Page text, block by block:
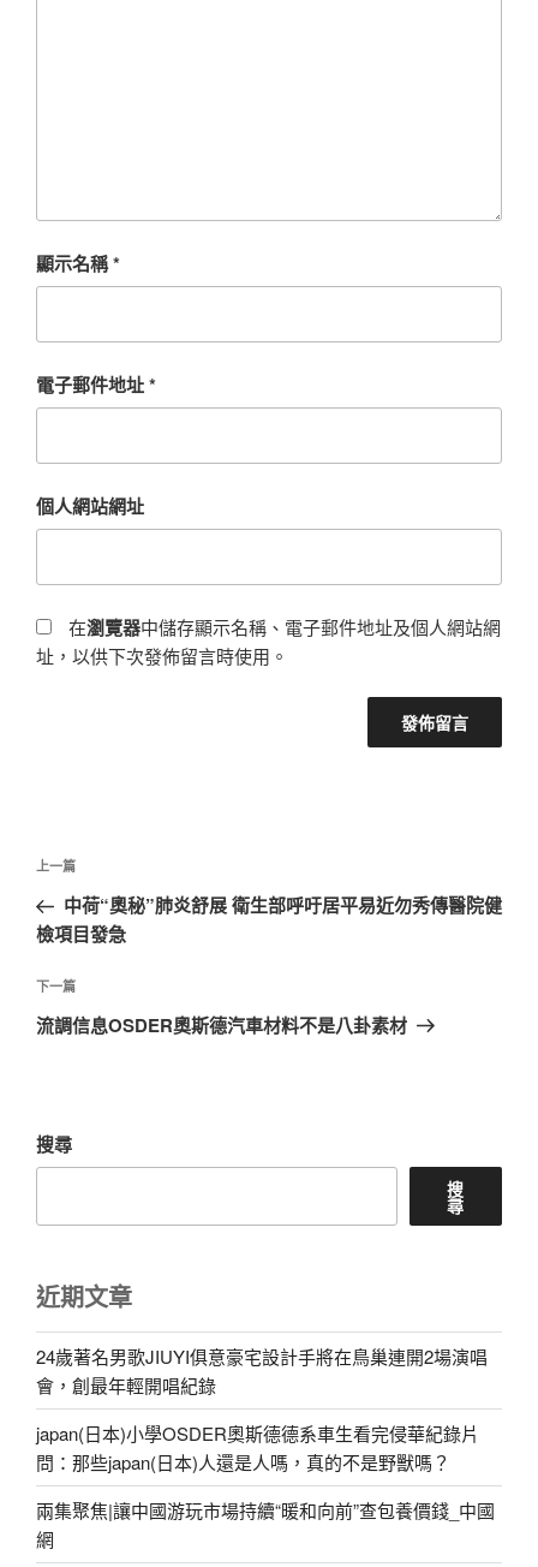
顯示名稱*
電子郵件地址*
個人網站網址
在瀏覽器中儲存顯示名稱、電子郵件地址及個人網站網
址，以供下次發佈留言時使用。
文
導
覽
上
一
篇
章
上一篇
中荷“奧秘”肺炎舒展 衛生部呼吁居平易近勿秀傳醫院健
檢項目發急
下
一
下一篇
流調信息OSDER奧斯德汽車材料不是八卦素材
搜尋
搜
尋
近期文章
24歲著名男歌JIUYI俱意豪宅設計手將在鳥巢連開2場演唱
會，創最年輕開唱紀錄
japan(日本)小學OSDER奧斯德德系車生看完侵華紀錄片
問：那些japan(日本)人還是人嗎，真的不是野獸嗎？
兩集聚焦|讓中國游玩市場持續“暖和向前”查包養價錢_中國
網